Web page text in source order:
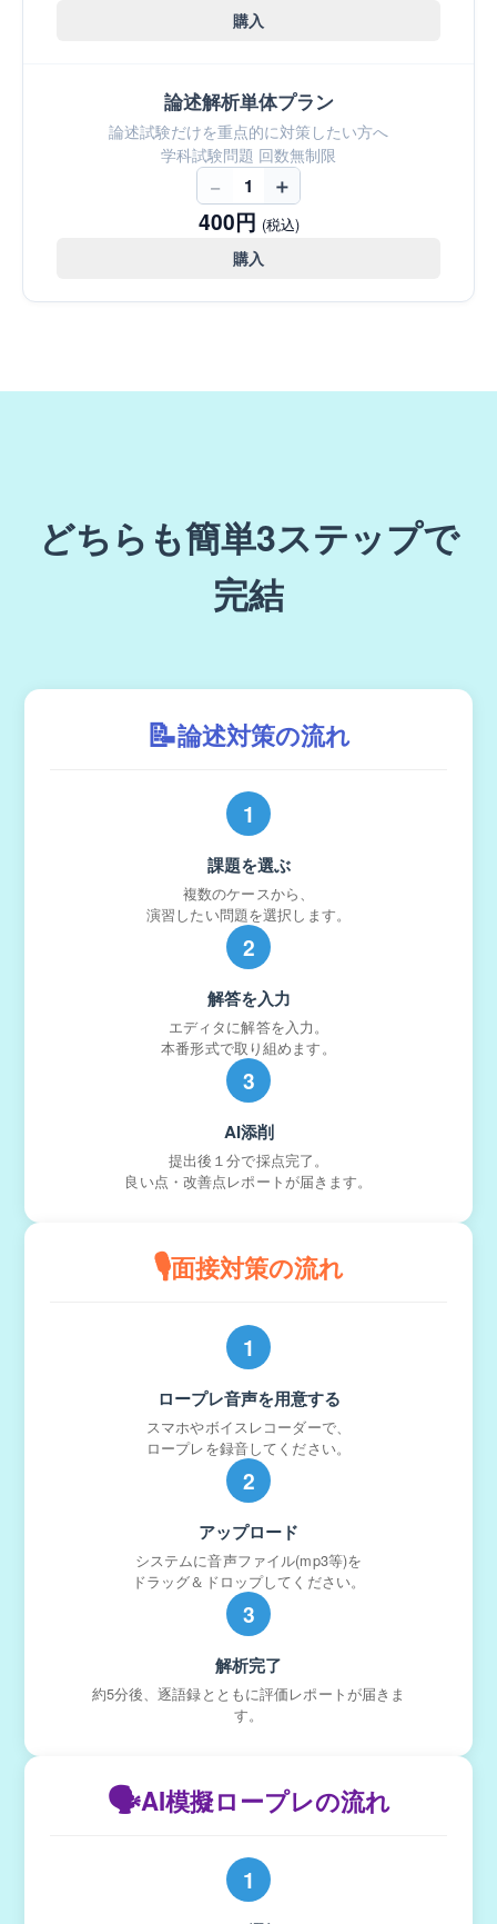
購入
論述解析単体プラン
論述試験だけを重点的に対策したい方へ
学科試験問題 回数無制限
− 1 ＋
400円 (税込)
購入
どちらも簡単3ステップで
完結
📝論述対策の流れ
1
課題を選ぶ
複数のケースから、
演習したい問題を選択します。
2
解答を入力
エディタに解答を入力。
本番形式で取り組めます。
3
AI添削
提出後１分で採点完了。
良い点・改善点レポートが届きます。
🎙️面接対策の流れ
1
ロープレ音声を用意する
スマホやボイスレコーダーで、
ロープレを録音してください。
2
アップロード
システムに音声ファイル(mp3等)を
ドラッグ＆ドロップしてください。
3
解析完了
約5分後、逐語録とともに評価レポートが届きま
す。
🗣️AI模擬ロープレの流れ
1